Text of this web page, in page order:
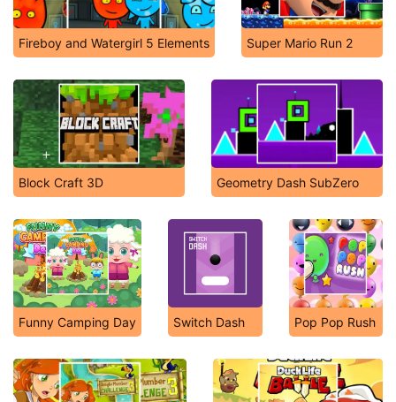
Fireboy and Watergirl 5 Elements Super Mario Run 2
Block Craft 3D Geometry Dash SubZero
Funny Camping Day Switch Dash Pop Pop Rush